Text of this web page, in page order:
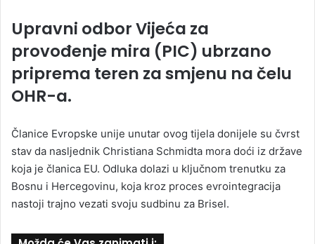
Upravni odbor Vijeća za
provođenje mira (PIC) ubrzano
priprema teren za smjenu na čelu
OHR-a.
Članice Evropske unije unutar ovog tijela donijele su čvrst
stav da nasljednik Christiana Schmidta mora doći iz države
koja je članica EU. Odluka dolazi u ključnom trenutku za
Bosnu i Hercegovinu, koja kroz proces evrointegracija
nastoji trajno vezati svoju sudbinu za Brisel.